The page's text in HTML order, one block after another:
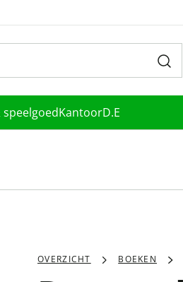
speelgoedKantoorD.E
OVERZICHT BOEKEN